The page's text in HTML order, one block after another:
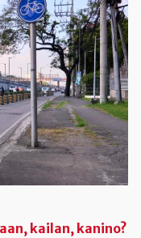
kailan, kanino?